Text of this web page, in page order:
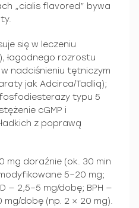
„cialis flavored” bywa
się w leczeniu
łagodnego rozrostu
nadciśnieniu tętniczym
jak Adcirca/Tadliq);
typu 5
cGMP i
z poprawą
mg doraźnie (ok. 30 min
5–20 mg;
— 2,5–5 mg/dobę; BPH —
mg/dobę (np. 2 × 20 mg).